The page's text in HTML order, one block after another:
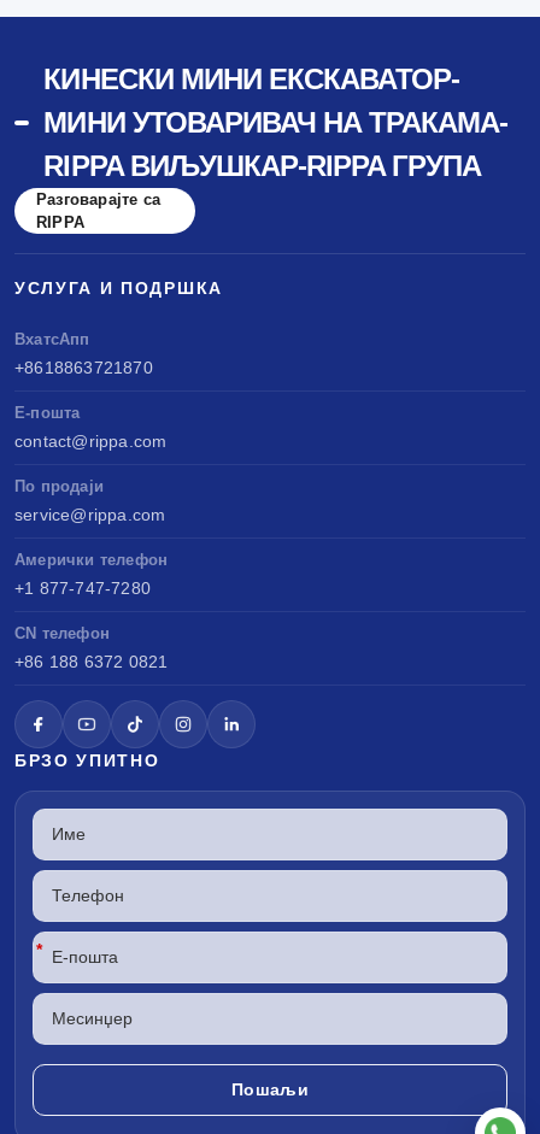
КИНЕСКИ МИНИ ЕКСКАВАТОР-
МИНИ УТОВАРИВАЧ НА ТРАКАМА-
RIPPA ВИЉУШКАР-RIPPA ГРУПА
Разговарајте са
RIPPA
УСЛУГА И ПОДРШКА
ВхатсАпп
+8618863721870
Е-пошта
contact@rippa.com
По продаји
service@rippa.com
Амерички телефон
+1 877-747-7280
CN телефон
+86 188 6372 0821
БРЗО УПИТНО
*